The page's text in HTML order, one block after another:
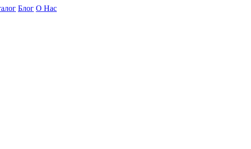
Блог О Нас